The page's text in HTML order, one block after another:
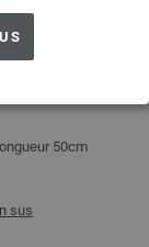
50cm
sus